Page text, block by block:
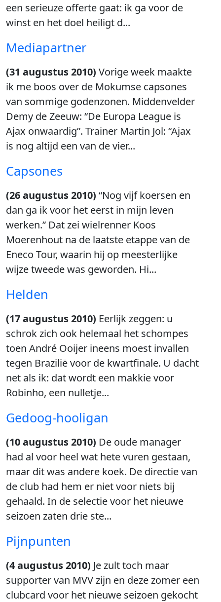
een serieuze offerte gaat: ik ga voor de
winst en het doel heiligt d...
Mediapartner
(31 augustus 2010) Vorige week maakte
ik me boos over de Mokumse capsones
van sommige godenzonen. Middenvelder
Demy de Zeeuw: “De Europa League is
Ajax onwaardig”. Trainer Martin Jol: “Ajax
is nog altijd een van de vier...
Capsones
(26 augustus 2010) “Nog vijf koersen en
dan ga ik voor het eerst in mijn leven
werken.” Dat zei wielrenner Koos
Moerenhout na de laatste etappe van de
Eneco Tour, waarin hij op meesterlijke
wijze tweede was geworden. Hi...
Helden
(17 augustus 2010) Eerlijk zeggen: u
schrok zich ook helemaal het schompes
toen André Ooijer ineens moest invallen
tegen Brazilië voor de kwartfinale. U dacht
net als ik: dat wordt een makkie voor
Robinho, een nulletje...
Gedoog-hooligan
(10 augustus 2010) De oude manager
had al voor heel wat hete vuren gestaan,
maar dit was andere koek. De directie van
de club had hem er niet voor niets bij
gehaald. In de selectie voor het nieuwe
seizoen zaten drie ste...
Pijnpunten
(4 augustus 2010) Je zult toch maar
supporter van MVV zijn en deze zomer een
clubcard voor het nieuwe seizoen gekocht